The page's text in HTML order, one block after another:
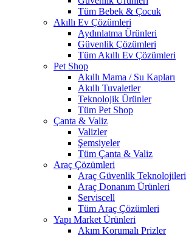
Tüm Bebek & Çocuk
Akıllı Ev Çözümleri
Aydınlatma Ürünleri
Güvenlik Çözümleri
Tüm Akıllı Ev Çözümleri
Pet Shop
Akıllı Mama / Su Kapları
Akıllı Tuvaletler
Teknolojik Ürünler
Tüm Pet Shop
Çanta & Valiz
Valizler
Şemsiyeler
Tüm Çanta & Valiz
Araç Çözümleri
Araç Güvenlik Teknolojileri
Araç Donanım Ürünleri
Serviscell
Tüm Araç Çözümleri
Yapı Market Ürünleri
Akım Korumalı Prizler